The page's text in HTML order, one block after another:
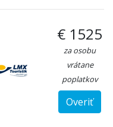
€ 1525
za osobu
vrátane
poplatkov
Overiť